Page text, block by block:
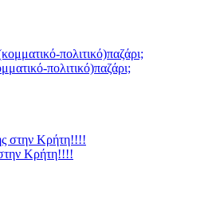
πολιτικό)παζάρι;
Κρήτη!!!!